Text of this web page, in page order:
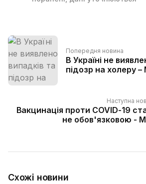
Попередня новина
В Україні не
підозр на холеру
Наступна
Вакцинація проти COVID-19
не обов'язковою -
Схожі новини